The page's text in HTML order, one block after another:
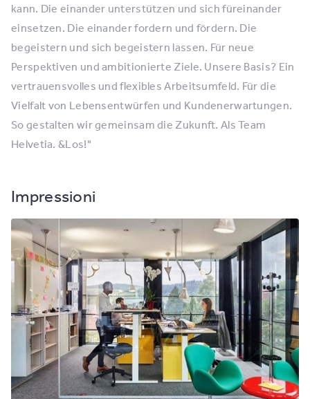
kann. Die einander unterstützen und sich füreinander
einsetzen. Die einander fordern und fördern. Die
begeistern und sich begeistern lassen. Für neue
Perspektiven und ambitionierte Ziele. Unsere Basis? Ein
vertrauensvolles und flexibles Arbeitsumfeld. Für die
Vielfalt von Lebensentwürfen und Kundenerwartungen.
So gestalten wir gemeinsam die Zukunft. Als Team
Helvetia. &Los!"
Impressioni